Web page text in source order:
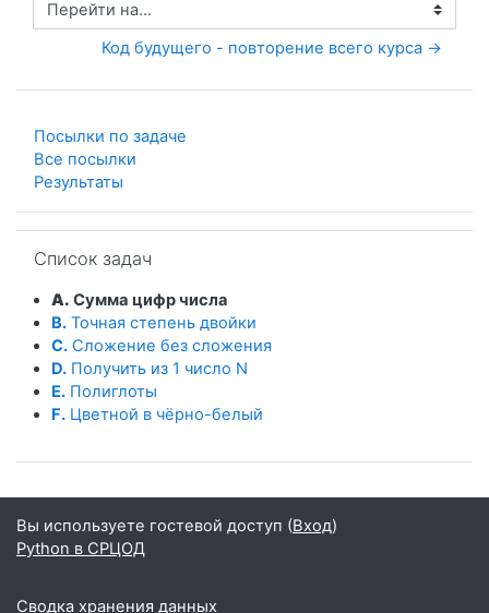
Перейти на...
Код будущего - повторение всего курса →
Посылки по задаче
Все посылки
Результаты
Список задач
A. Сумма цифр числа
B. Точная степень двойки
C. Сложение без сложения
D. Получить из 1 число N
E. Полиглоты
F. Цветной в чёрно-белый
Вы используете гостевой доступ (Вход)
Python в СРЦОД
Сводка хранения данных